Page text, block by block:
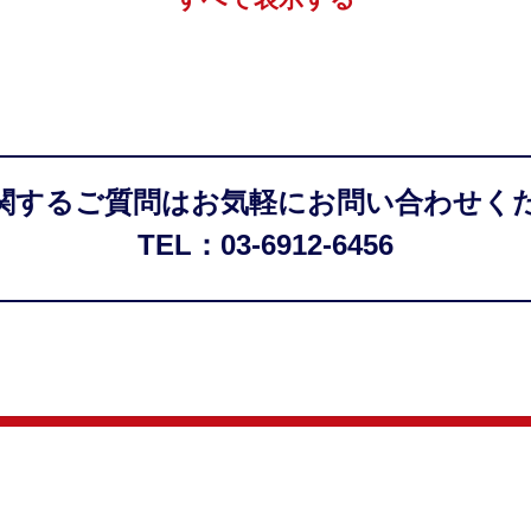
するご質問はお気軽にお問い合わせく
TEL：03-6912-6456